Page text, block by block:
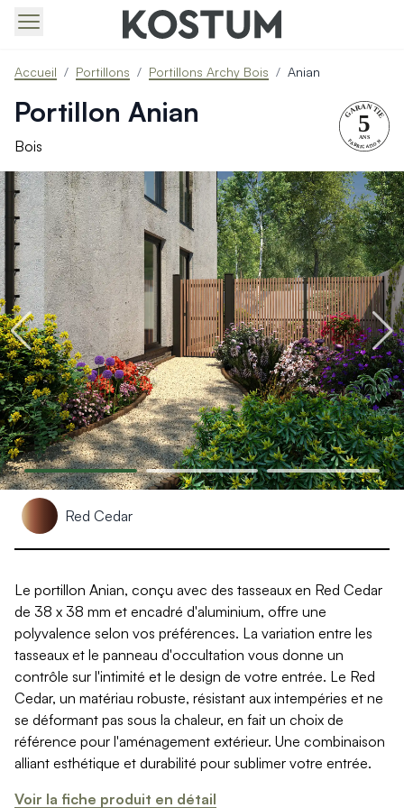
Produits > Portails > Portails contemporains
Produits > Portails > Portails traditionnels
Produits > Portails > Portails architectes
Produits > Portails > Portails avec décors
Produits > Portails > Portails économiques
Produits > Portails > Motorisation Portail
Produits > Portails > Les ouvertures spéciales
Produits > Portillons > Tous nos portillons
Produits > Portillons > Portillons contemporains
Produits > Portillons > Portillons traditionnels
Produits > Portillons > Portillons architectes
Produits > Portillons > Portillons décoratifs
Produits > Portillons > Motorisation Portillon
Produits > Portillons > Ouvertures Spéciales
Produits > Clôtures > Toutes nos clôtures
Produits > Clôtures > Clôtures contemporaines
Produits > Clôtures > Clôtures traditionnelles
Produits > Clôtures > Clôtures architectes
Produits > Clôtures > Clôtures décoratives
Produits > Clôtures > Claustras
Produits > Garde-corps et rambardes > Tous nos garde-
Produits > Garde-corps et rambardes > Garde-corps à
Produits > Garde-corps et rambardes > Clôtures
Produits > Garde-corps et rambardes > Aides à la montée
Produits > Garde-corps et rambardes > Séparatifs de
Produits > Pergolas > Pergolas
Produits > Pergolas > Guide de choix
Produits > Carports > Carports voiture
Produits > Carports > Guide de choix
Produits > Porche d'entrée > Porche d'entrée
Produits > Cuisine extérieure > Cuisine extérieure
Produits > Habillages extérieur aluminium > Tous nos
Accueil / Portillons / Portillons Archy Bois / Anian
Portillon Anian
Bois
Red Cedar
Le portillon Anian, conçu avec des tasseaux en Red Cedar
de 38 x 38 mm et encadré d'aluminium, offre une
polyvalence selon vos préférences. La variation entre les
tasseaux et le panneau d'occultation vous donne un
contrôle sur l'intimité et le design de votre entrée. Le Red
Cedar, un matériau robuste, résistant aux intempéries et ne
se déformant pas sous la chaleur, en fait un choix de
référence pour l'aménagement extérieur. Une combinaison
alliant esthétique et durabilité pour sublimer votre entrée.
Voir la fiche produit en détail